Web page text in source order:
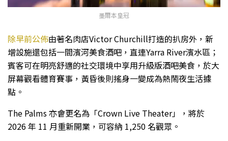
墨爾本皇冠
除早前公佈由著名肉店Victor Churchill打造的扒房外，新
增設施還包括一間濱河美食酒吧，直連Yarra River濱水區；
賓客可在明亮舒適的社交環境中享用升級版酒吧美食，於大
屏幕觀看體育賽事，黃昏後則搖身一變成為熱鬧夜生活據
點。
The Palms 亦會更名為「Crown Live Theater」，將於
2026 年 11 月重新開業，可容納 1,250 名觀眾。